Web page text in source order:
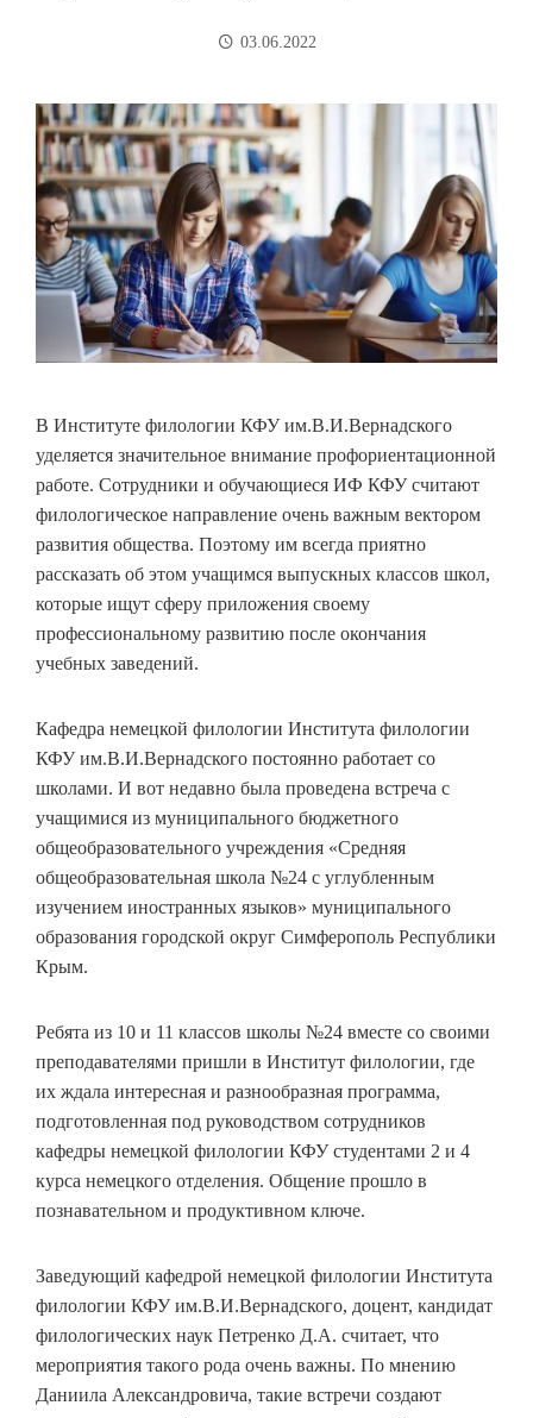
03.06.2022
В Институте филологии КФУ им.В.И.Вернадского
уделяется значительное внимание профориентационной
работе. Сотрудники и обучающиеся ИФ КФУ считают
филологическое направление очень важным вектором
развития общества. Поэтому им всегда приятно
рассказать об этом учащимся выпускных классов школ,
которые ищут сферу приложения своему
профессиональному развитию после окончания
учебных заведений.
Кафедра немецкой филологии Института филологии
КФУ им.В.И.Вернадского постоянно работает со
школами. И вот недавно была проведена встреча с
учащимися из муниципального бюджетного
общеобразовательного учреждения «Средняя
общеобразовательная школа №24 с углубленным
изучением иностранных языков» муниципального
образования городской округ Симферополь Республики
Крым.
Ребята из 10 и 11 классов школы №24 вместе со своими
преподавателями пришли в Институт филологии, где
их ждала интересная и разнообразная программа,
подготовленная под руководством сотрудников
кафедры немецкой филологии КФУ студентами 2 и 4
курса немецкого отделения. Общение прошло в
познавательном и продуктивном ключе.
Заведующий кафедрой немецкой филологии Института
филологии КФУ им.В.И.Вернадского, доцент, кандидат
филологических наук Петренко Д.А. считает, что
мероприятия такого рода очень важны. По мнению
Даниила Александровича, такие встречи создают